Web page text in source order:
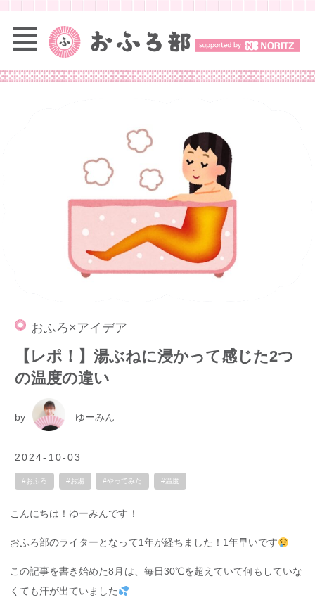
おふろ×アイデア
【レポ！】湯ぶねに浸かって感じた2つ
の温度の違い
by ゆーみん
2024-10-03
#おふろ #お湯 #やってみた #温度
こんにちは！ゆーみんです！
おふろ部のライターとなって1年が経ちました！1年早いです
この記事を書き始めた8月は、毎日30℃を超えていて何もしていな
くても汗が出ていました